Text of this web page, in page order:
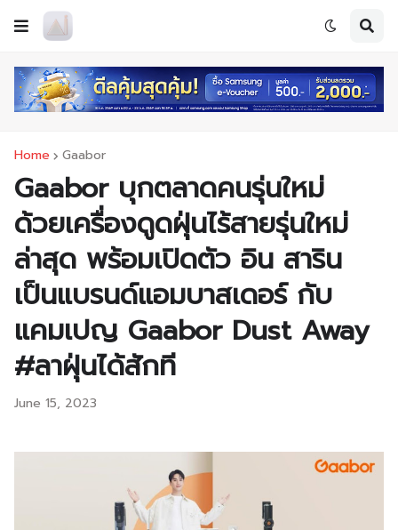
Home Gaabor
Gaabor บุกตลาดคนรุ่นใหม่
ด้วยเครื่องดูดฝุ่นไร้สายรุ่นใหม่
ล่าสุด พร้อมเปิดตัว อิน สาริน
เป็นแบรนด์แอมบาสเดอร์ กับ
แคมเปญ Gaabor Dust Away
#ลาฝุ่นได้สักที
June 15, 2023